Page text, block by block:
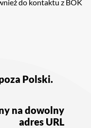
do kontaktu z BOK
Polski.
na dowolny
adres URL